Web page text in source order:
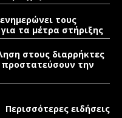
τους
τα μέτρα στήριξης
στους διαρρήκτες
προστατεύσουν την
Περισσότερες ειδήσεις